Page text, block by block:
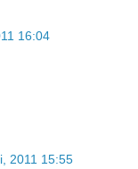
16:04
2011 15:55